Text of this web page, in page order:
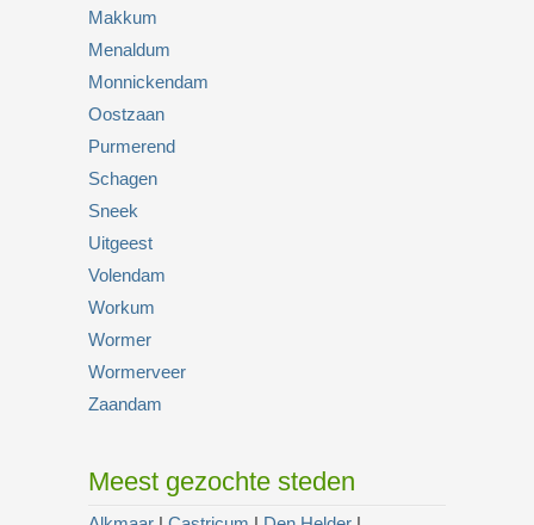
Makkum
Menaldum
Monnickendam
Oostzaan
Purmerend
Schagen
Sneek
Uitgeest
Volendam
Workum
Wormer
Wormerveer
Zaandam
Meest gezochte steden